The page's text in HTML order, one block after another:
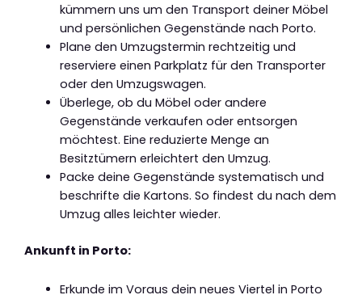
kümmern uns um den Transport deiner Möbel
und persönlichen Gegenstände nach Porto.
Plane den Umzugstermin rechtzeitig und
reserviere einen Parkplatz für den Transporter
oder den Umzugswagen.
Überlege, ob du Möbel oder andere
Gegenstände verkaufen oder entsorgen
möchtest. Eine reduzierte Menge an
Besitztümern erleichtert den Umzug.
Packe deine Gegenstände systematisch und
beschrifte die Kartons. So findest du nach dem
Umzug alles leichter wieder.
Ankunft in Porto:
Erkunde im Voraus dein neues Viertel in Porto